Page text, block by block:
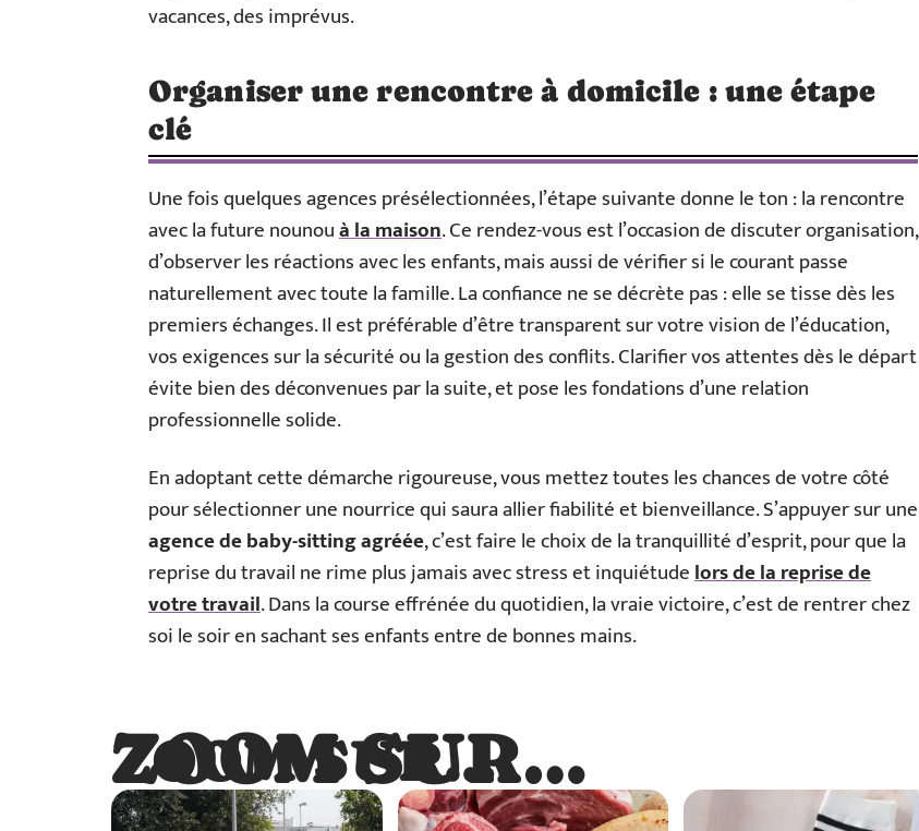
vacances, des imprévus.
Organiser une rencontre à domicile : une étape
clé
Une fois quelques agences présélectionnées, l’étape suivante donne le ton : la rencontre
avec la future nounouà la maison. Ce rendez-vous est l’occasion de discuter organisation,
d’observer les réactions avec les enfants, mais aussi de vérifier si le courant passe
naturellement avec toute la famille. La confiance ne se décrète pas : elle se tisse dès les
premiers échanges. Il est préférable d’être transparent sur votre vision de l’éducation,
vos exigences sur la sécurité ou la gestion des conflits. Clarifier vos attentes dès le départ
évite bien des déconvenues par la suite, et pose les fondations d’une relation
professionnelle solide.
En adoptant cette démarche rigoureuse, vous mettez toutes les chances de votre côté
pour sélectionner une nourrice qui saura allier fiabilité et bienveillance. S’appuyer sur une
agence de baby-sitting agréée, c’est faire le choix de la tranquillité d’esprit, pour que la
reprise du travail ne rime plus jamais avec stress et inquiétudelors de la reprise de
votre travail. Dans la course effrénée du quotidien, la vraie victoire, c’est de rentrer chez
soi le soir en sachant ses enfants entre de bonnes mains.
ZOOM SUR…
ZOOM SUR…